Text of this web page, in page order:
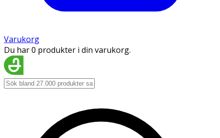
Varukorg
Du har 0 produkter i din varukorg.